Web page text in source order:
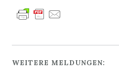
WEITERE MELDUNGEN: